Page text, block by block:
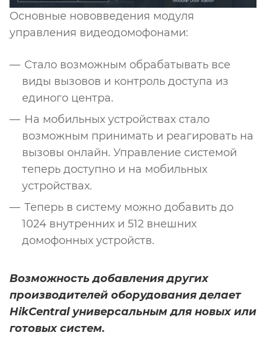
Основные нововведения модуля
управления видеодомофонами:
Стало возможным обрабатывать все
виды вызовов и контроль доступа из
единого центра.
На мобильных устройствах стало
возможным принимать и реагировать на
вызовы онлайн. Управление системой
теперь доступно и на мобильных
устройствах.
Теперь в систему можно добавить до
1024 внутренних и 512 внешних
домофонных устройств.
Возможность добавления других
производителей оборудования делает
HikCentral универсальным для новых или
готовых систем.